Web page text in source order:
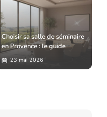
Choisir sa salle de séminaire
en Provence : le guide
23 mai 2026